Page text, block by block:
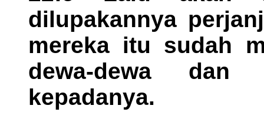
dilupakannya
mereka itu sudah
dewa-dewa
kepadanya.